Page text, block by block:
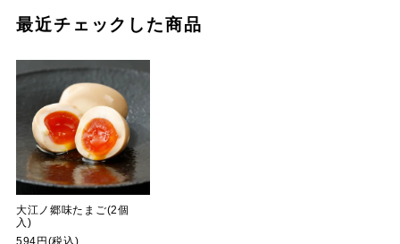
最近チェックした商品
大江ノ郷味たまご(2個
入)
594円(税込)